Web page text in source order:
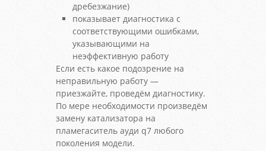
дребезжание)
показывает диагностика с
соответствующими ошибками,
указывающими на
неэффективную работу
Если есть какое подозрение на
неправильную работу —
приезжайте, проведём диагностику.
По мере необходимости произведём
замену катализатора на
пламегаситель ауди q7 любого
поколения модели.